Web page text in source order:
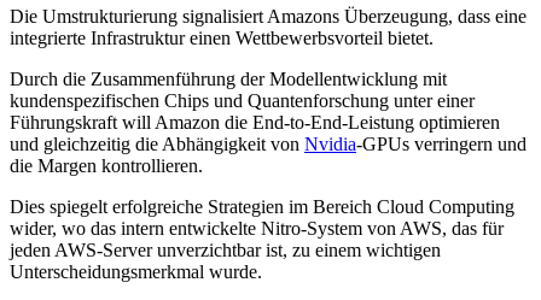
Die Umstrukturierung signalisiert Amazons Überzeugung, dass eine
integrierte Infrastruktur einen Wettbewerbsvorteil bietet.
Durch die Zusammenführung der Modellentwicklung mit
kundenspezifischen Chips und Quantenforschung unter einer
Führungskraft will Amazon die End-to-End-Leistung optimieren
und gleichzeitig die Abhängigkeit von Nvidia-GPUs verringern und
die Margen kontrollieren.
Dies spiegelt erfolgreiche Strategien im Bereich Cloud Computing
wider, wo das intern entwickelte Nitro-System von AWS, das für
jeden AWS-Server unverzichtbar ist, zu einem wichtigen
Unterscheidungsmerkmal wurde.